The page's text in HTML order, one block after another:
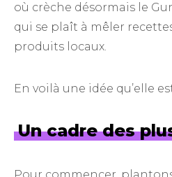
où crèche désormais le
qui se plaît à mêler
produits locaux.
En voilà une idée qu’elle
Un cadre des